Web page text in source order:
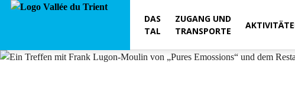
DAS
TAL
ZUGANG UND
TRANSPORTE